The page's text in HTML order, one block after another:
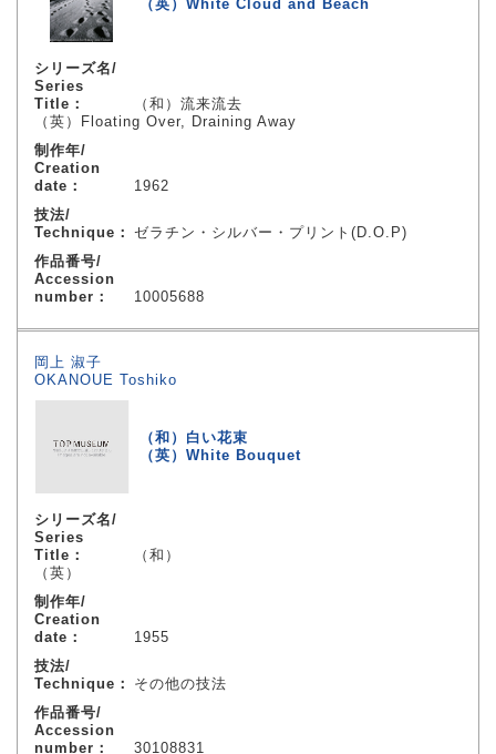
（英）White Cloud and Beach
シリーズ名/
Series
Title：
（和）流来流去
（英）Floating Over, Draining Away
制作年/
Creation
date：
1962
技法/
Technique： ゼラチン・シルバー・プリント(D.O.P)
作品番号/
Accession
number：
10005688
岡上 淑子
OKANOUE Toshiko
（和）白い花束
（英）White Bouquet
シリーズ名/
Series
Title：
（和）
（英）
制作年/
Creation
date：
1955
技法/
Technique：
その他の技法
作品番号/
Accession
number：
30108831